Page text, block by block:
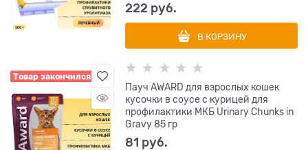
222 руб.
В КОРЗИНУ
Товар закончился
Пауч AWARD для взрослых кошек
кусочки в соусе с курицей для
профилактики МКБ Urinary Chunks in
Gravy 85 гр
81 руб.